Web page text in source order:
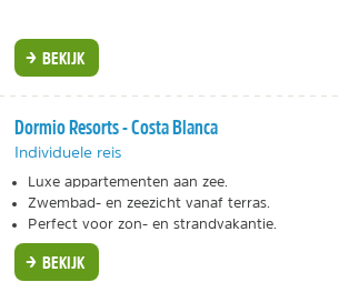
BEKIJK
Dormio Resorts - Costa Blanca
Individuele reis
Luxe appartementen aan zee.
Zwembad- en zeezicht vanaf terras.
Perfect voor zon- en strandvakantie.
BEKIJK